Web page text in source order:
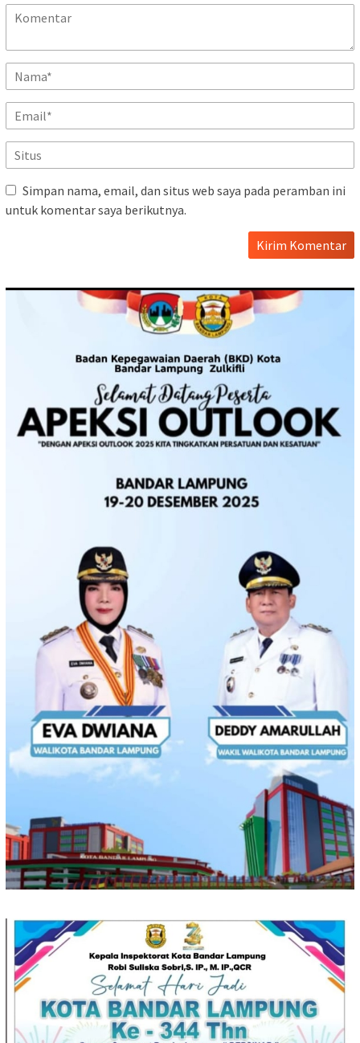
Simpan nama, email, dan situs web saya pada peramban ini
untuk komentar saya berikutnya.